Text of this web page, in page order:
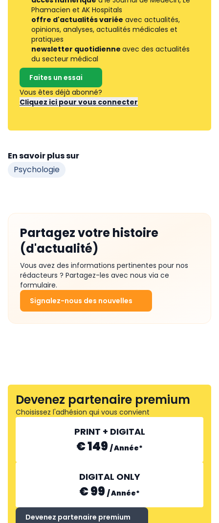
Phamacien et AK Hospitals
offre d'actualités variée avec actualités,
opinions, analyses, actualités médicales et
pratiques
newsletter quotidienne avec des actualités
du secteur médical
Faites un essai
Vous êtes déjà abonné?
Cliquez ici pour vous connecter
En savoir plus sur
Psychologie
Partagez votre histoire
(d'actualité)
Vous avez des informations pertinentes pour nos
rédacteurs ? Partagez-les avec nous via ce
formulaire.
Signalez-nous des nouvelles
Devenez partenaire premium
Choisissez l'adhésion qui vous convient
PRINT + DIGITAL
€ 149 /Année*
DIGITAL ONLY
€ 99 /Année*
Devenez partenaire premium